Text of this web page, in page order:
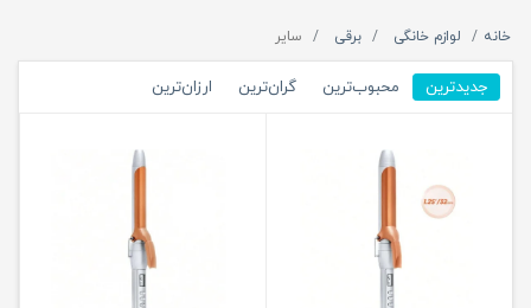
خانه لوازم خانگی برقی سایر
جدیدترین محبوب‌ترین گران‌ترین ارزان‌ترین